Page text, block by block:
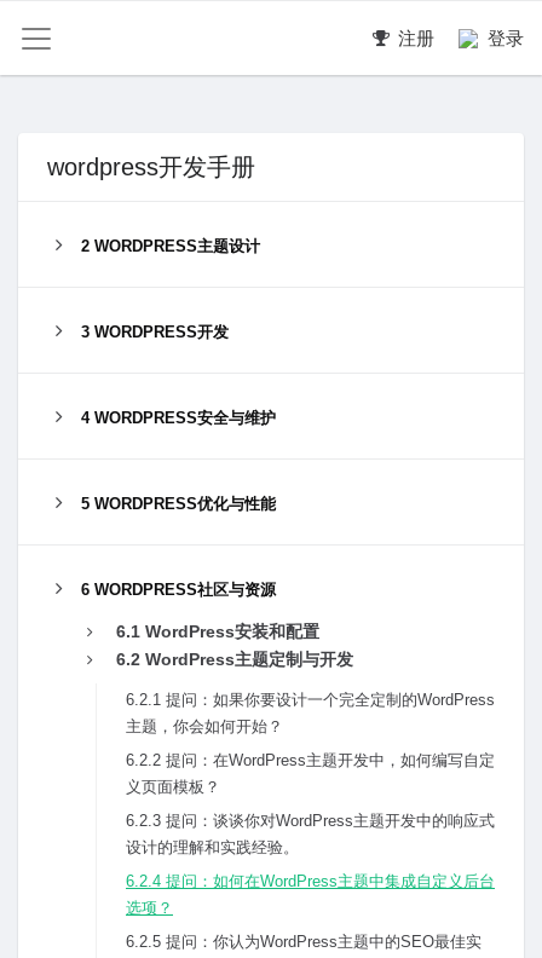
注册 登录
wordpress开发手册
2 WORDPRESS主题设计
3 WORDPRESS开发
4 WORDPRESS安全与维护
5 WORDPRESS优化与性能
6 WORDPRESS社区与资源
6.1 WordPress安装和配置
6.2 WordPress主题定制与开发
6.2.1 提问：如果你要设计⼀个完全定制的WordPress
主题，你会如何开始？
6.2.2 提问：在WordPress主题开发中，如何编写⾃定
义页⾯模板？
6.2.3 提问：谈谈你对WordPress主题开发中的响应式
设计的理解和实践经验。
6.2.4 提问：如何在WordPress主题中集成⾃定义后台
选项？
6.2.5 提问：你认为WordPress主题中的SEO最佳实